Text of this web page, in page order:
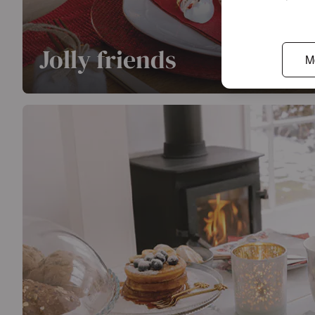
Jolly friends
Jolly friends est une série qui insufflera
design met en scène le Père Noël entouré de
couleurs rouge et blanc, alliées à des illustrations
esthétique attrayante qui s'inscrit parfaitement dans la